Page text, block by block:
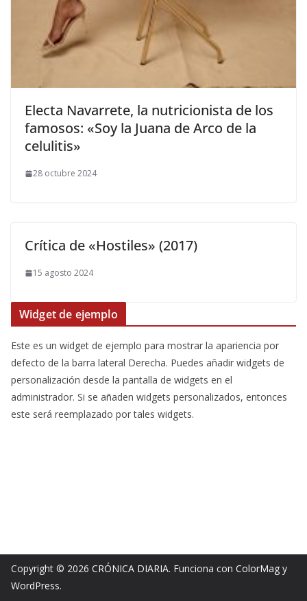
​Electa Navarrete, la nutricionista de los
famosos: «Soy la Juana de Arco de la
celulitis»
28 octubre 2024
Crítica de «Hostiles» (2017)
15 agosto 2024
Widget de ejemplo
Este es un widget de ejemplo para mostrar la apariencia por
defecto de la barra lateral Derecha. Puedes añadir widgets de
personalización desde la pantalla de widgets en el
administrador. Si se añaden widgets personalizados, entonces
este será reemplazado por tales widgets.
Copyright © 2026 CRÓNICA DIARIA. Funciona con ColorMag y
WordPress.